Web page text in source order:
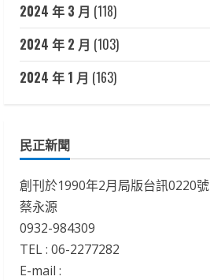
2024 年 3 月 (118)
2024 年 2 月 (103)
2024 年 1 月 (163)
民正新聞
創刊於1990年2月局版台訊0220號
蔡永源
0932-984309
TEL : 06-2277282
E-mail :